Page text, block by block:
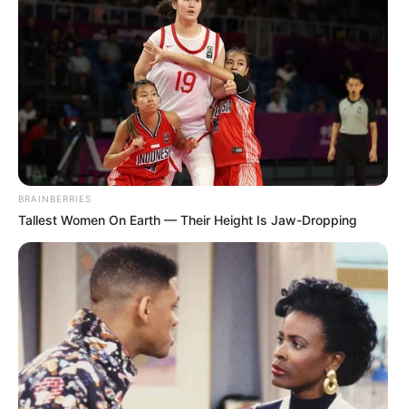
BRAINBERRIES
Tallest Women On Earth — Their Height Is Jaw-Dropping